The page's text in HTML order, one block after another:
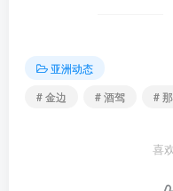
亚洲动态
# 金边
# 酒驾 #
喜